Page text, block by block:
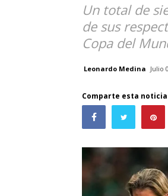
Un total de
de sus
Copa del
Leonardo Medina Julio
Comparte esta noticia